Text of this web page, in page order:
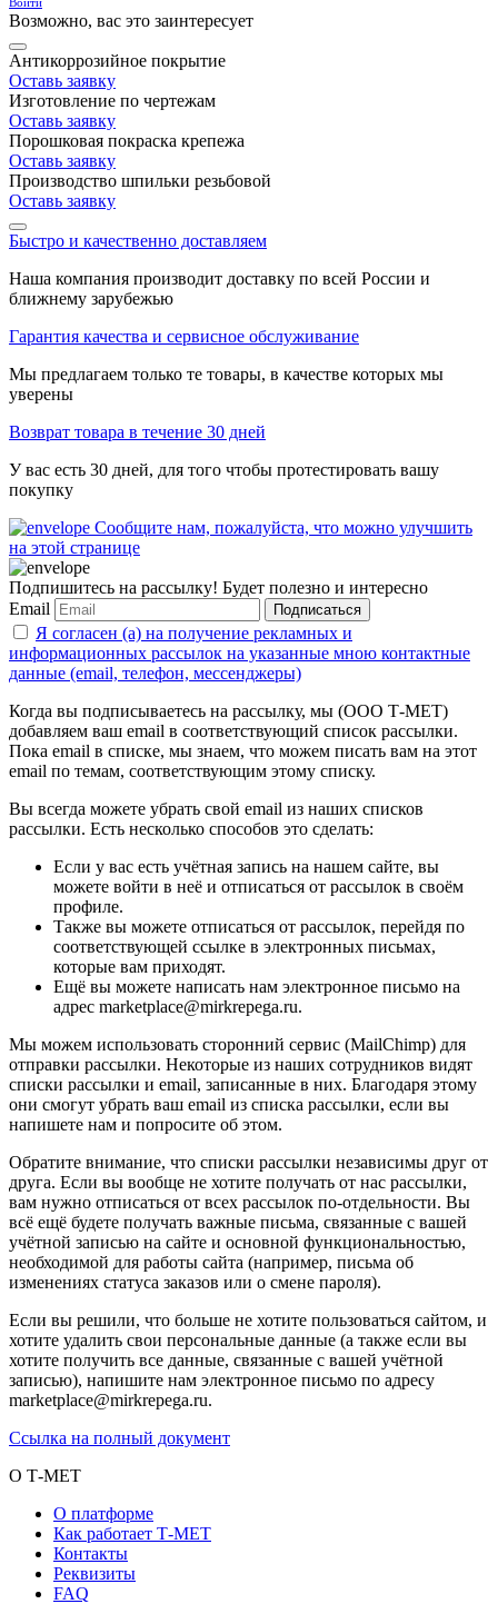
Возможно, вас это заинтересует
Антикоррозийное покрытие
Оставь заявку
Изготовление по чертежам
Оставь заявку
Порошковая покраска крепежа
Оставь заявку
Производство шпильки резьбовой
Оставь заявку
Быстро и качественно доставляем
Наша компания производит доставку по всей России и
ближнему зарубежью
Гарантия качества и сервисное обслуживание
Мы предлагаем только те товары, в качестве которых мы
уверены
Возврат товара в течение 30 дней
У вас есть 30 дней, для того чтобы протестировать вашу
покупку
Сообщите нам, пожалуйста, что можно улучшить
на этой странице
Подпишитесь на рассылку! Будет полезно и интересно
Email
Подписаться
Я согласен (а) на получение рекламных и
информационных рассылок на указанные мною контактные
данные (email, телефон, мессенджеры)
Когда вы подписываетесь на рассылку, мы (ООО Т-МЕТ)
добавляем ваш email в соответствующий список рассылки.
Пока email в списке, мы знаем, что можем писать вам на этот
email по темам, соответствующим этому списку.
Вы всегда можете убрать свой email из наших списков
рассылки. Есть несколько способов это сделать:
Если у вас есть учётная запись на нашем сайте, вы
можете войти в неё и отписаться от рассылок в своём
профиле.
Также вы можете отписаться от рассылок, перейдя по
соответствующей ссылке в электронных письмах,
которые вам приходят.
Ещё вы можете написать нам электронное письмо на
адрес marketplace@mirkrepega.ru.
Мы можем использовать сторонний сервис (MailChimp) для
отправки рассылки. Некоторые из наших сотрудников видят
списки рассылки и email, записанные в них. Благодаря этому
они смогут убрать ваш email из списка рассылки, если вы
напишете нам и попросите об этом.
Обратите внимание, что списки рассылки независимы друг от
друга. Если вы вообще не хотите получать от нас рассылки,
вам нужно отписаться от всех рассылок по-отдельности. Вы
всё ещё будете получать важные письма, связанные с вашей
учётной записью на сайте и основной функциональностью,
необходимой для работы сайта (например, письма об
изменениях статуса заказов или о смене пароля).
Если вы решили, что больше не хотите пользоваться сайтом, и
хотите удалить свои персональные данные (а также если вы
хотите получить все данные, связанные с вашей учётной
записью), напишите нам электронное письмо по адресу
marketplace@mirkrepega.ru.
Ссылка на полный документ
О Т-МЕТ
О платформе
Как работает Т-МЕТ
Контакты
Реквизиты
FAQ